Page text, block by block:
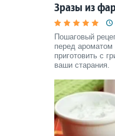
Зразы из
Пошаговый
перед ароматом
приготовить с
ваши старания.